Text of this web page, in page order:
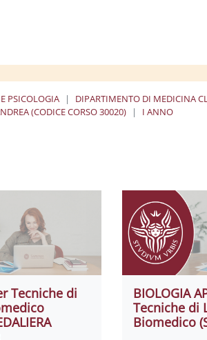
PSICOLOGIA
DIPARTIMENTO DI MEDICINA
(CODICE CORSO 30020)
I ANNO
Tecniche di
BIOLOGIA
Tecniche di
Biomedico